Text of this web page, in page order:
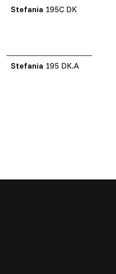
Stefania 195C DK
Stefania 195 DK.A